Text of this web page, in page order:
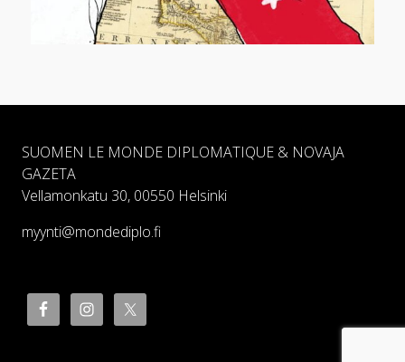
SUOMEN LE MONDE DIPLOMATIQUE & NOVAJA
GAZETA
Vellamonkatu 30, 00550 Helsinki
myynti@mondediplo.fi